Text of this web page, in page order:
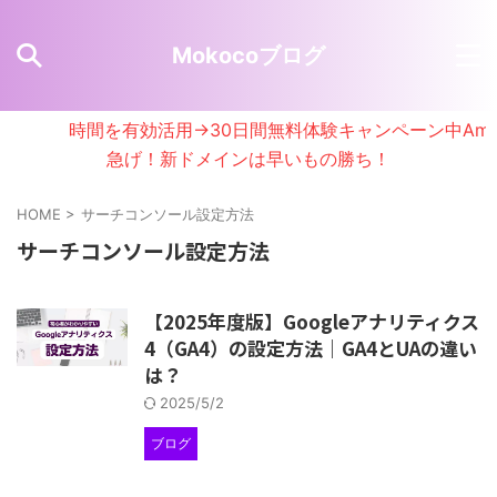
Mokocoブログ
時間を有効活用→30日間無料体験キャンペーン中
急げ！新ドメインは早いもの勝ち！
HOME > サーチコンソール設定方法
サーチコンソール設定方法
【2025年度版】Googleアナリティクス
4（GA4）の設定方法｜GA4とUAの違い
は？
2025/5/2
ブログ